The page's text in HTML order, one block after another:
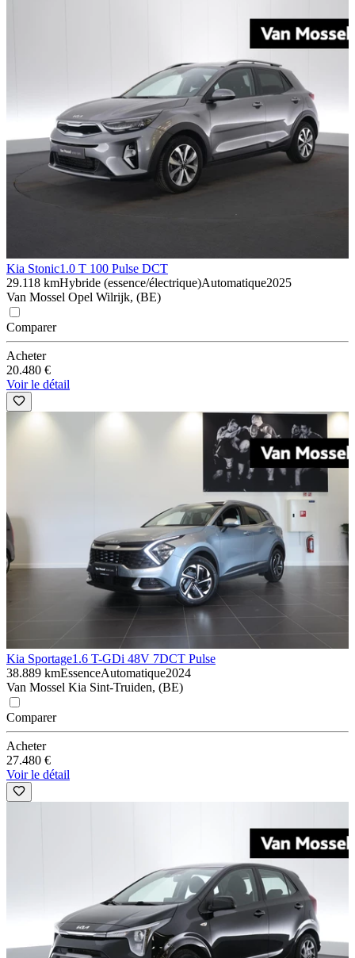
Kia Stonic1.0 T 100 Pulse DCT
29.118 kmHybride (essence/électrique)Automatique2025
Van Mossel Opel Wilrijk, (BE)
Comparer
Acheter
20.480 €
Voir le détail
Kia Sportage1.6 T-GDi 48V 7DCT Pulse
38.889 kmEssenceAutomatique2024
Van Mossel Kia Sint-Truiden, (BE)
Comparer
Acheter
27.480 €
Voir le détail